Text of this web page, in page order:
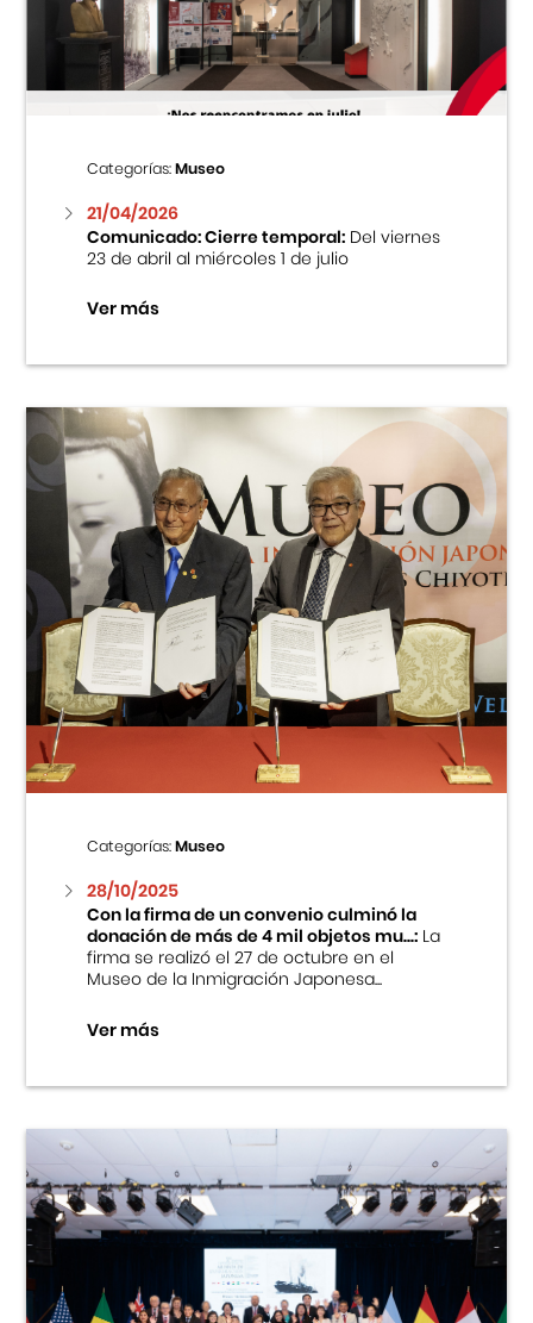
Centro Cultural Peruano Japonés
Museo de la Inmigración Japonesa
Fondo Editorial
Teatro Peruano Japonés
Categorías:Museo
21/04/2026
Comunicado: Cierre temporal:Del viernes
23 de abril al miércoles 1 de julio
Ver más
Categorías:Museo
28/10/2025
Con la firma de un convenio culminó la
donación de más de 4 mil objetos mu...:La
firma se realizó el 27 de octubre en el
Museo de la Inmigración Japonesa...
Ver más